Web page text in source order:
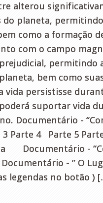
alterou
planeta,
como a formação
com o campo
permitindo
bem como
persistisse
suportar vida
Documentário -
Parte 4 Parte 5
Documentário -
- ” O
legendas no botão )